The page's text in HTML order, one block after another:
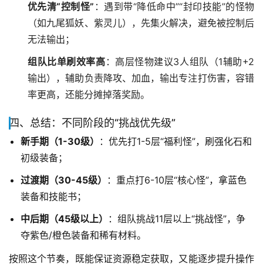
优先清“控制怪” ：遇到带“降低命中”“封印技能”的怪物
（如九尾狐妖、紫灵儿），先集火解决，避免被控制后
无法输出；
组队比单刷效率高 ：高层怪物建议3人组队（1辅助+2
输出），辅助负责降攻、加血，输出专注打伤害，容错
率更高，还能分摊掉落奖励。
四、总结：不同阶段的“挑战优先级”
新手期（1-30级）
：优先打1-5层“福利怪”，刷强化石和
初级装备；
过渡期（30-45级）
：重点打6-10层“核心怪”，拿蓝色
装备和技能书；
中后期（45级以上）
：组队挑战11层以上“挑战怪”，争
夺紫色/橙色装备和稀有材料。
按照这个节奏，既能保证资源稳定获取，又能逐步提升操作